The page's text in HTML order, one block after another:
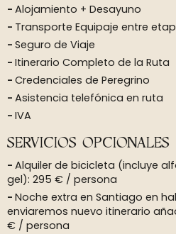
Alojamiento + Desayuno
Transporte Equipaje entre
Seguro de Viaje
Itinerario Completo de la Ruta
Credenciales de Peregrino
Asistencia telefónica en ruta
IVA
SERVICIOS OPCIONALES
Alquiler de bicicleta (incluye
gel): 295 € / persona
Noche extra en Santiago en
enviaremos nuevo itinerario
€ / persona